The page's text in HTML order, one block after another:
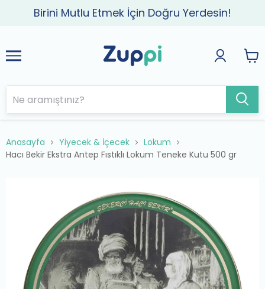
Birini Mutlu Etmek İçin Doğru Yerdesin!
Anasayfa Yiyecek & İçecek
Lokum
Hacı Bekir Ekstra Antep Fıstıklı Lokum Teneke Kutu 500 gr